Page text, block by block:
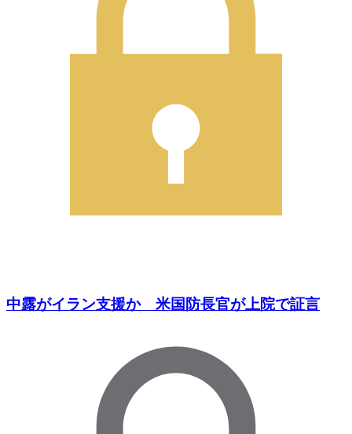
中露がイラン支援か 米国防長官が上院で証言